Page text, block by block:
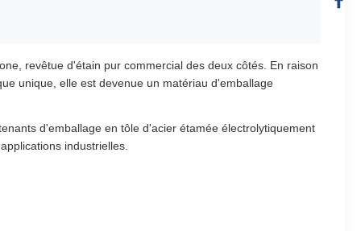
revêtue d'étain pur commercial des deux côtés. En raison
unique, elle est devenue un matériau d'emballage
d'emballage en tôle d'acier étamée électrolytiquement
industrielles.